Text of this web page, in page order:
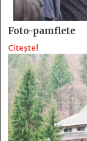
Foto-pamflete
Citește!